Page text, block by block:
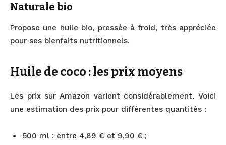
Naturale bio
Propose une huile bio, pressée à froid, très appréciée
pour ses bienfaits nutritionnels.
Huile de coco : les prix moyens
Les prix sur Amazon varient considérablement. Voici
une estimation des prix pour différentes quantités :
500 ml : entre 4,89 € et 9,90 € ;